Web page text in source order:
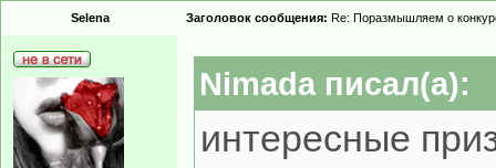
Selena Заголовок сообщения: Re: Поразмышляем о
Nimada писал(а):
интересные